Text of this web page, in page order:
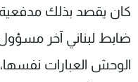
كان يقصد بذلك مدفعية
ضابط لبناني آخر
الوحش العبارات